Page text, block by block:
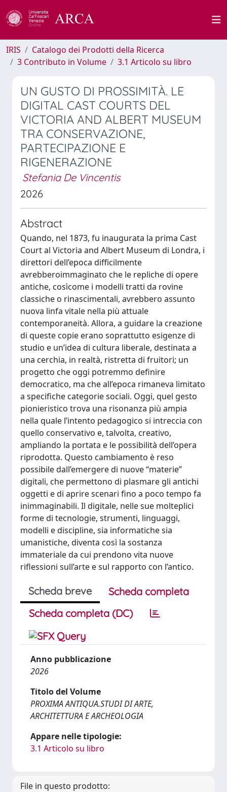
IRIS
Catalogo dei Prodotti della Ricerca
3 Contributo in Volume
3.1 Articolo su libro
UN GUSTO DI PROSSIMITÀ. LE
DIGITAL CAST COURTS DEL
VICTORIA AND ALBERT MUSEUM
TRA CONSERVAZIONE,
PARTECIPAZIONE E
RIGENERAZIONE
Stefania De Vincentis
2026
Abstract
Quando, nel 1873, fu inaugurata la prima Cast
Court al Victoria and Albert Museum di Londra, i
direttori dell’epoca difficilmente
avrebberoimmaginato che le repliche di opere
antiche, cosìcome i modelli tratti da rovine
classiche o rinascimentali, avrebbero assunto
nuova linfa vitale nella più attuale
contemporaneità. Allora, a guidare la creazione
di queste copie erano soprattutto esigenze di
studio e un’idea di cultura liberale, destinata a
una cerchia, in realtà, ristretta di fruitori; un
progetto che oggi potremmo definire
democratico, ma che all’epoca rimaneva limitato
a specifiche categorie sociali. Oggi, quel gesto
pionieristico trova una risonanza più ampia
nella quale l’intento pedagogico si intreccia con
quello conservativo e, talvolta, creativo,
ampliando la portata e le possibilità dell’opera
riprodotta. Questo cambiamento è reso
possibile dall’emergere di nuove “materie”
digitali, che permettono di plasmare gli antichi
oggetti e di aprire scenari fino a poco tempo fa
inimmaginabili. Il digitale, nelle sue molteplici
forme di tecnologie, strumenti, linguaggi,
modelli e discipline, sia informatiche sia
umanistiche, diventa così la sostanza
immateriale da cui prendono vita nuove
riflessioni sull’arte e sul rapporto con l’antico.
Scheda breve
Scheda completa
Scheda completa (DC)
Anno pubblicazione
2026
Titolo del Volume
PROXIMA ANTIQUA.STUDI DI ARTE,
ARCHITETTURA E ARCHEOLOGIA
Appare nelle tipologie:
3.1 Articolo su libro
File in questo prodotto: